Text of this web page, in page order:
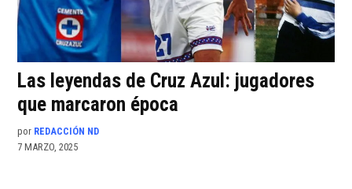
Las leyendas de Cruz Azul: jugadores
que marcaron época
por REDACCIÓN ND
7 MARZO, 2025